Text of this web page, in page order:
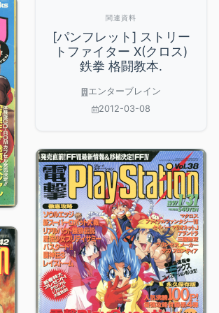
関連資料
[パンフレット] ストリー
トファイター X(クロス)
鉄拳 格闘教本.
エンターブレイン
2012-03-08